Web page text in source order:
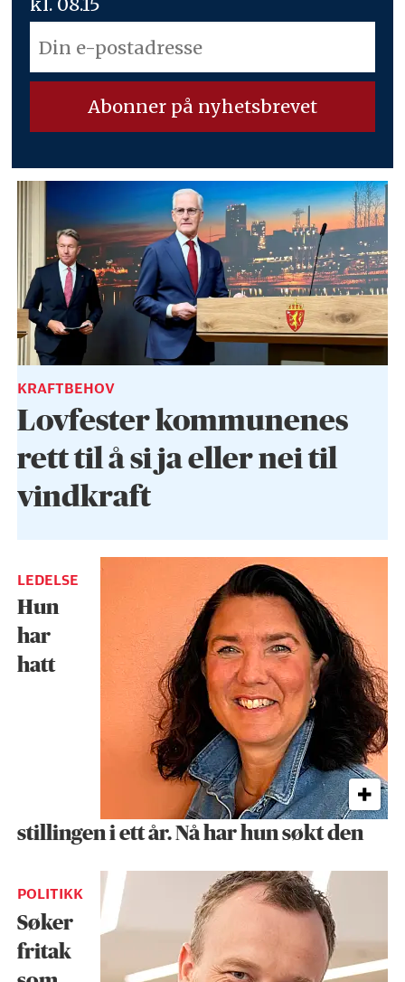
KRAFTBEHOV
Lovfester kommunenes
rett til å si ja eller nei til
vindkraft
LEDELSE
Hun
har
hatt
stillingen i ett år. Nå har hun søkt den
POLITIKK
Søker
fritak